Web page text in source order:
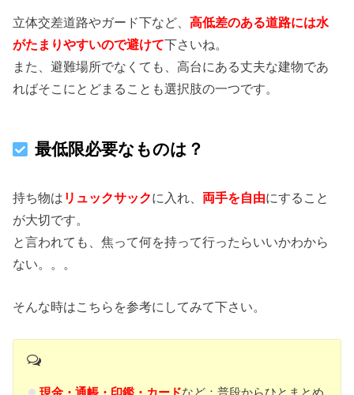
立体交差道路やガード下など、高低差のある道路には水
がたまりやすいので避けて下さいね。
また、避難場所でなくても、高台にある丈夫な建物であ
ればそこにとどまることも選択肢の一つです。
最低限必要なものは？
持ち物は リュックサックに入れ、 両手を自由にすること
が大切です。
と言われても、焦って何を持って行ったらいいかわから
ない。。。
そんな時はこちらを参考にしてみて下さい。
現金・通帳・印鑑・カードなど：普段からひとまとめ